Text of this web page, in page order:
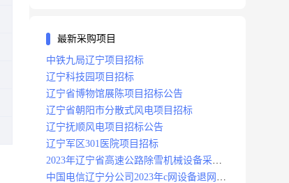
最新采购项目
中铁九局辽宁项目招标
辽宁科技园项目招标
辽宁省博物馆展陈项目招标公告
辽宁省朝阳市分散式风电项目招标
辽宁抚顺风电项目招标公告
辽宁军区301医院项目招标
2023年辽宁省高速公路除雪机械设备采购
项目招标招标公告
中国电信辽宁分公司2023年c网设备退网拆